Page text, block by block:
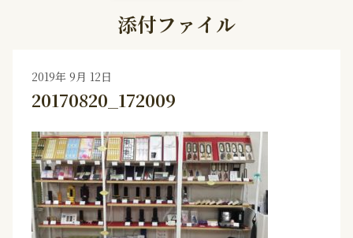
添付ファイル
2019年 9月 12日
20170820_172009